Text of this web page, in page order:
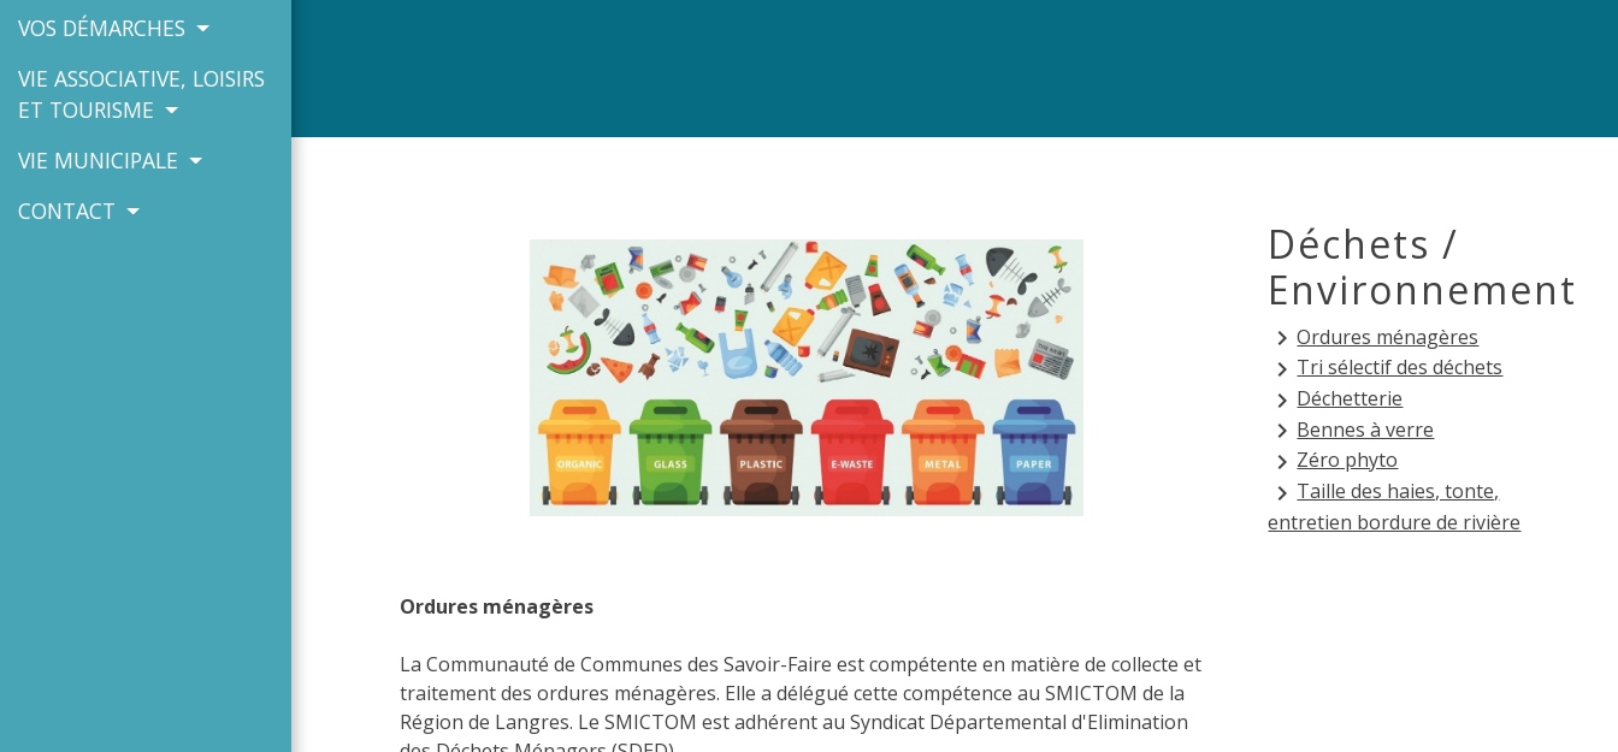
VOS DÉMARCHES
VIE ASSOCIATIVE, LOISIRS
ET TOURISME
VIE MUNICIPALE
CONTACT
Ordures ménagères
La Communauté de Communes des Savoir-Faire est compétente en matière de collecte et
traitement des ordures ménagères. Elle a délégué cette compétence au SMICTOM de la
Région de Langres. Le SMICTOM est adhérent au Syndicat Départemental d'Elimination
Déchets /
Environnement
keyboard_arrow_rightOrdures ménagères
keyboard_arrow_rightTri sélectif des déchets
keyboard_arrow_rightDéchetterie
keyboard_arrow_rightBennes à verre
keyboard_arrow_rightZéro phyto
keyboard_arrow_rightTaille des haies, tonte,
entretien bordure de rivière